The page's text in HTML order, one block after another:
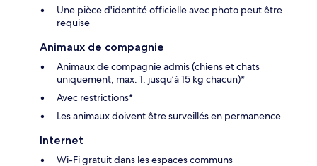
Une pièce d'identité officielle avec photo peut être
requise
Animaux de compagnie
Animaux de compagnie admis (chiens et chats
uniquement, max. 1, jusqu’à 15 kg chacun)*
Avec restrictions*
Les animaux doivent être surveillés en permanence
Internet
Wi-Fi gratuit dans les espaces communs